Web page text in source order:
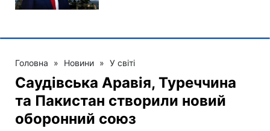
Головна » Новини » У світі
Саудівська Аравія, Туреччина
та Пакистан створили новий
оборонний союз